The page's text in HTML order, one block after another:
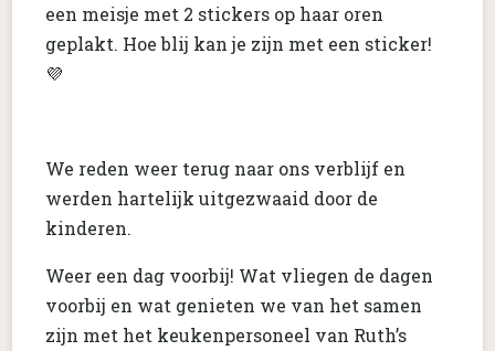
een meisje met 2 stickers op haar oren
geplakt. Hoe blij kan je zijn met een sticker!
💜
We reden weer terug naar ons verblijf en
werden hartelijk uitgezwaaid door de
kinderen.
Weer een dag voorbij! Wat vliegen de dagen
voorbij en wat genieten we van het samen
zijn met het keukenpersoneel van Ruth’s